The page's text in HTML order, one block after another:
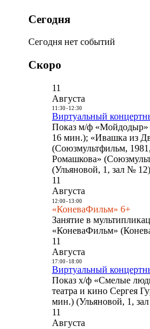
Сегодня
Сегодня нет событий
Скоро
11
Августа
11:30- 12:30
Виртуальный
Показ м/ф «Мойдодыр»
16 мин.); «Ивашка из
(Союзмультфильм,
Ромашкова»
(Ульяновой, 1, зал № 12)
11
Августа
12:00- 13:00
«КоневаФильм» 6+
Занятие в
«КоневаФильм»
11
Августа
17:00- 18:00
Виртуальный
Показ х/ф «Смелые
театра и кино Сергея
мин.) (Ульяновой, 1,
11
Августа